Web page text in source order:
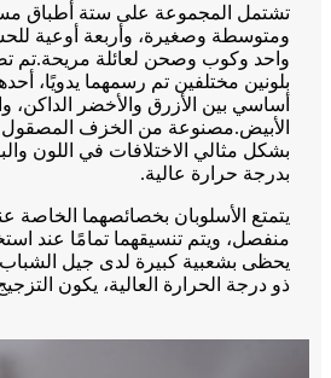
تشتمل المجموعة على ستة أطباق
ومتوسطة وصغيرة، وأربعة أوعية
واحد وكوب وصحن لعائلة مريحة.تم
بلونين مختلفين تم رسمهما يدويًا،
أساسي بين الأزرق والأخضر الداكن،
الأبيض.مصنوعة من الخزف
بشكل مثالي الاختلافات في اللون
بدرجة حرارة عالية.
يتمتع الأسلوبان بخصائصهما الخاصة
منفصل، ويتم تنسيقهما تمامًا عند
يحظى بشعبية كبيرة لدى جيل الشباب
ذو درجة الحرارة العالية، يكون